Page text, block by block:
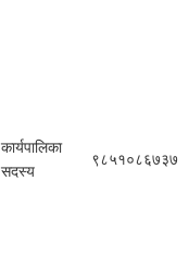
कार्यपालिका
सदस्य
९८५१०८६७३७